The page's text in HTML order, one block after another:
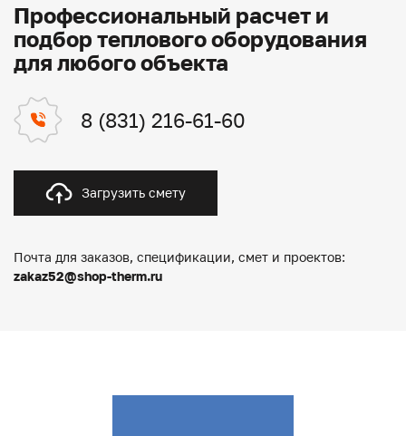
Профессиональный расчет и
подбор теплового оборудования
для любого объекта
8 (831) 216-61-60
Загрузить смету
Почта для заказов, спецификации, смет и проектов:
zakaz52@shop-therm.ru